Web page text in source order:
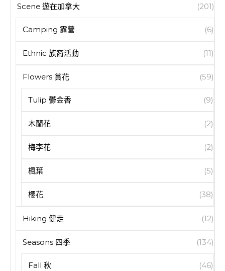
Scene 遊在加拿大 (201)
Camping 露營 (6)
Ethnic 族裔活動 (11)
Flowers 賞花 (59)
Tulip 鬱金香 (9)
木蘭花 (2)
梅李花 (2)
楓葉 (5)
櫻花 (38)
Hiking 健走 (12)
Seasons 四季 (134)
Fall 秋 (46)